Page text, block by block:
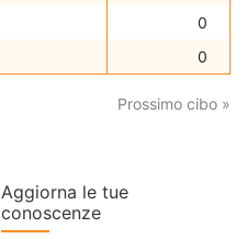
0
0
Prossimo cibo »
Aggiorna le tue
conoscenze